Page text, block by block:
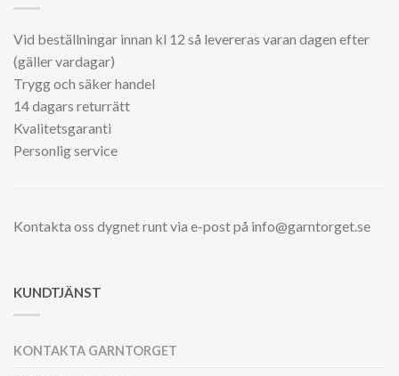
Vid beställningar innan kl 12 så levereras varan dagen efter
(gäller vardagar)
Trygg och säker handel
14 dagars returrätt
Kvalitetsgaranti
Personlig service
Kontakta oss dygnet runt via e-post på info@garntorget.se
KUNDTJÄNST
KONTAKTA GARNTORGET